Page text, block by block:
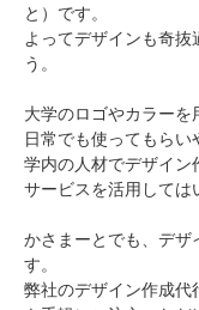
と）です。
よってデザインも奇抜
う。
大学のロゴやカラーを
日常でも使ってもらい
学内の人材でデザイン
サービスを活用しては
かさまーとでも、デザ
す。
弊社のデザイン作成代